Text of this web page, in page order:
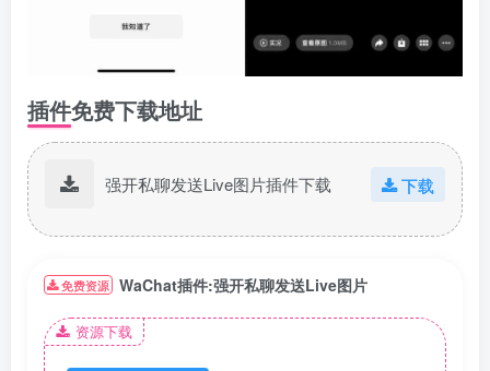
插件免费下载地址
强开私聊发送Live图片插件下载 下载
免费资源 WaChat插件:强开私聊发送Live图片
资源下载